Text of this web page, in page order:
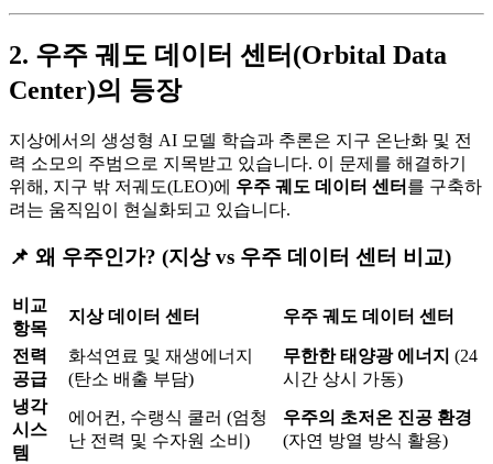
2. 우주 궤도 데이터 센터(Orbital Data
Center)의 등장
지상에서의 생성형 AI 모델 학습과 추론은 지구 온난화 및 전
력 소모의 주범으로 지목받고 있습니다. 이 문제를 해결하기
위해, 지구 밖 저궤도(LEO)에 우주 궤도 데이터 센터 를 구축하
려는 움직임이 현실화되고 있습니다.
📌 왜 우주인가? (지상 vs 우주 데이터 센터 비교)
비교
항목
지상 데이터 센터 우주 궤도 데이터 센터
전력
공급
화석연료 및 재생에너지
(탄소 배출 부담)
무한한 태양광 에너지 (24
시간 상시 가동)
냉각
시스
템
에어컨, 수랭식 쿨러 (엄청
난 전력 및 수자원 소비)
우주의 초저온 진공 환경
(자연 방열 방식 활용)